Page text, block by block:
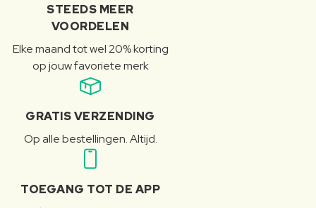
STEEDS MEER
VOORDELEN
Elke maand tot wel 20% korting
op jouw favoriete merk
GRATIS VERZENDING
Op alle bestellingen. Altijd.
TOEGANG TOT DE APP